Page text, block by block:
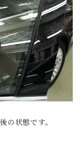
の状態です。